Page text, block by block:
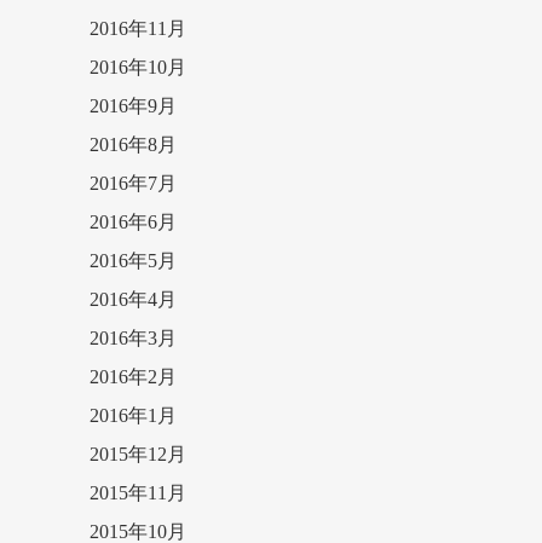
2016年11月
2016年10月
2016年9月
2016年8月
2016年7月
2016年6月
2016年5月
2016年4月
2016年3月
2016年2月
2016年1月
2015年12月
2015年11月
2015年10月